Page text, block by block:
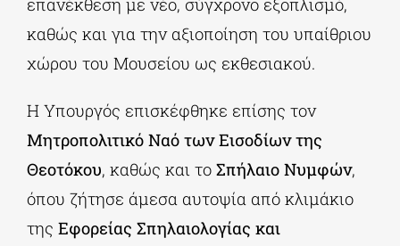
επανέκθεση με νέο, σύγχρονο εξοπλισμό,
καθώς και για την αξιοποίηση του υπαίθριου
χώρου του Μουσείου ως εκθεσιακού.
Η Υπουργός επισκέφθηκε επίσης τον
Μητροπολιτικό Ναό των Εισοδίων της
Θεοτόκου, καθώς και το Σπήλαιο Νυμφών,
όπου ζήτησε άμεσα αυτοψία από κλιμάκιο
της Εφορείας Σπηλαιολογίας και